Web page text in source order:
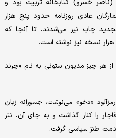
(ناصر خسرو) کتابخانه تربیت بود و
شمارگان عادی روزنامه حدود پنج هزار
چاپ نیز می‌شدند، تا آنجا که
هر چیز مدیون ستونی به نام «چرند
«دخو» می‌نوشت، جسورانه زبان
را کنار گذاشت و به جای آن، نثر
خدمت طنز سیاسی گرفت.